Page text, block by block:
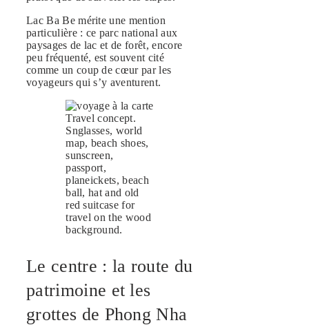
Lac Ba Be mérite une mention
particulière : ce parc national aux
paysages de lac et de forêt, encore
peu fréquenté, est souvent cité
comme un coup de cœur par les
voyageurs qui s’y aventurent.
Travel concept.
Snglasses, world
map, beach shoes,
sunscreen,
passport,
planeickets, beach
ball, hat and old
red suitcase for
travel on the wood
background.
Le centre : la route du
patrimoine et les
grottes de Phong Nha